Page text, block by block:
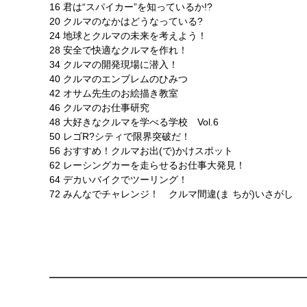
16 君は“スパイカー”を知っているか!?
20 クルマのなかはどうなっている?
24 地球とクルマの未来を考えよう！
28 安全で快適なクルマを作れ！
34 クルマの開発現場に潜入！
40 クルマのエンブレムのひみつ
42 オサム先生のお絵描き教室
46 クルマのお仕事研究
48 大好きなクルマを学べる学校 Vol.6
50 レゴR?シティで限界突破だ！
56 おすすめ！クルマお出(で)かけスポット
62 レーシングカーを走らせるお仕事大発見！
64 デカいバイクでツーリング！
72 みんなでチャレンジ！ クルマ間違(ま ちが)いさがし